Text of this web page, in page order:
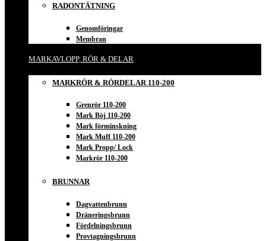
RADONTÄTNING
Genomföringar
Membran
MARKAVLOPP, RÖR & DELAR
MARKRÖR & RÖRDELAR 110-200
Grenrör 110-200
Mark Böj 110-200
Mark förminskning
Mark Muff 110-200
Mark Propp/ Lock
Markrör 110-200
BRUNNAR
Dagvattenbrunn
Dräneringsbrunn
Fördelningsbrunn
Provtagningsbrunn